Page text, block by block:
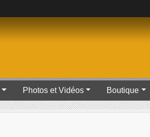
Photos et Vidéos Boutique